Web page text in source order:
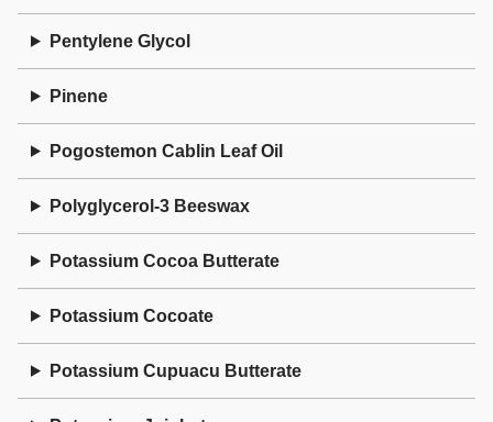
Pentylene Glycol
Pinene
Pogostemon Cablin Leaf Oil
Polyglycerol-3 Beeswax
Potassium Cocoa Butterate
Potassium Cocoate
Potassium Cupuacu Butterate